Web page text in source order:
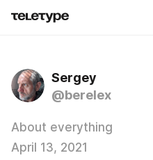
Sergey
@berelex
About everything
April 13, 2021